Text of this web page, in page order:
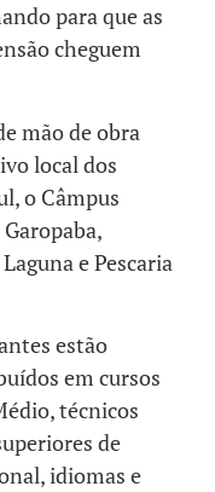
para que as
cheguem
mão de obra
local dos
o Câmpus
e Pescaria
estão
em cursos
técnicos
de
idiomas e